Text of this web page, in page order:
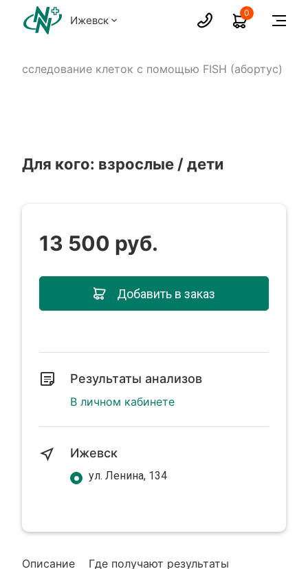
Ижевск
0
Исследование клеток с помощью FISH (абортус)
Для кого: взрослые / дети
Описание Где получают результаты
13 500 руб.
Добавить в заказ
Результаты анализов
В личном кабинете
Ижевск
ул. Ленина, 134